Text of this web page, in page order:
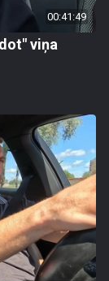
00:41:49
viņa